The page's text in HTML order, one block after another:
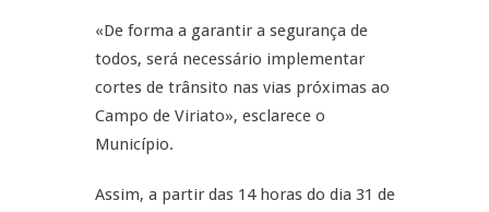
«De forma a garantir a segurança de
todos, será necessário implementar
cortes de trânsito nas vias próximas ao
Campo de Viriato», esclarece o
Município.
Assim, a partir das 14 horas do dia 31 de